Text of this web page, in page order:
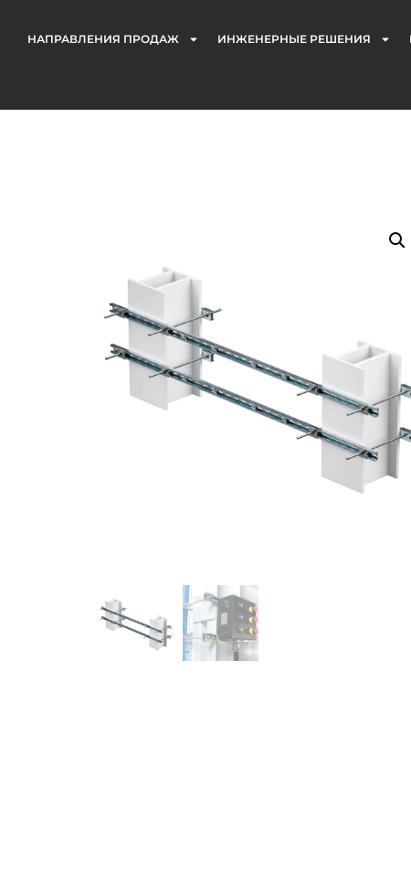
НАПРАВЛЕНИЯ ПРОДАЖ ИНЖЕНЕРНЫЕ РЕШЕНИЯ